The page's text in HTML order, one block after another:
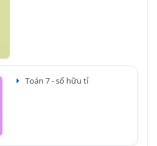
Toán 7 - số hữu tỉ